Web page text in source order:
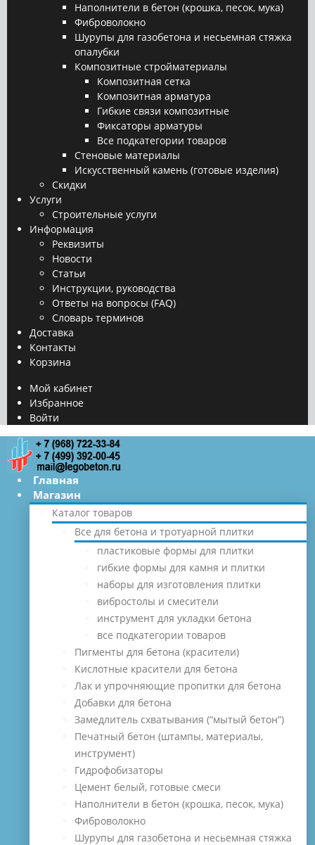
Наполнители в бетон (крошка, песок, мука)
Фиброволокно
Шурупы для газобетона и несьемная стяжка
опалубки
Композитные стройматериалы
Композитная сетка
Композитная арматура
Гибкие связи композитные
Фиксаторы арматуры
Все подкатегории товаров
Стеновые материалы
Искусственный камень (готовые изделия)
Скидки
Услуги
Строительные услуги
Информация
Реквизиты
Новости
Статьи
Инструкции, руководства
Ответы на вопросы (FAQ)
Словарь терминов
Доставка
Контакты
Корзина
Мой кабинет
Избранное
Войти
Главная
Магазин
Каталог товаров
Все для бетона и тротуарной плитки
пластиковые формы для плитки
гибкие формы для камня и плитки
наборы для изготовления плитки
вибростолы и смесители
инструмент для укладки бетона
все подкатегории товаров
Пигменты для бетона (красители)
Кислотные красители для бетона
Лак и упрочняющие пропитки для бетона
Добавки для бетона
Замедлитель схватывания (“мытый бетон”)
Печатный бетон (штампы, материалы,
инструмент)
Гидрофобизаторы
Цемент белый, готовые смеси
Наполнители в бетон (крошка, песок, мука)
Фиброволокно
Шурупы для газобетона и несьемная стяжка